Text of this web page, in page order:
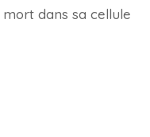
mort dans sa cellule